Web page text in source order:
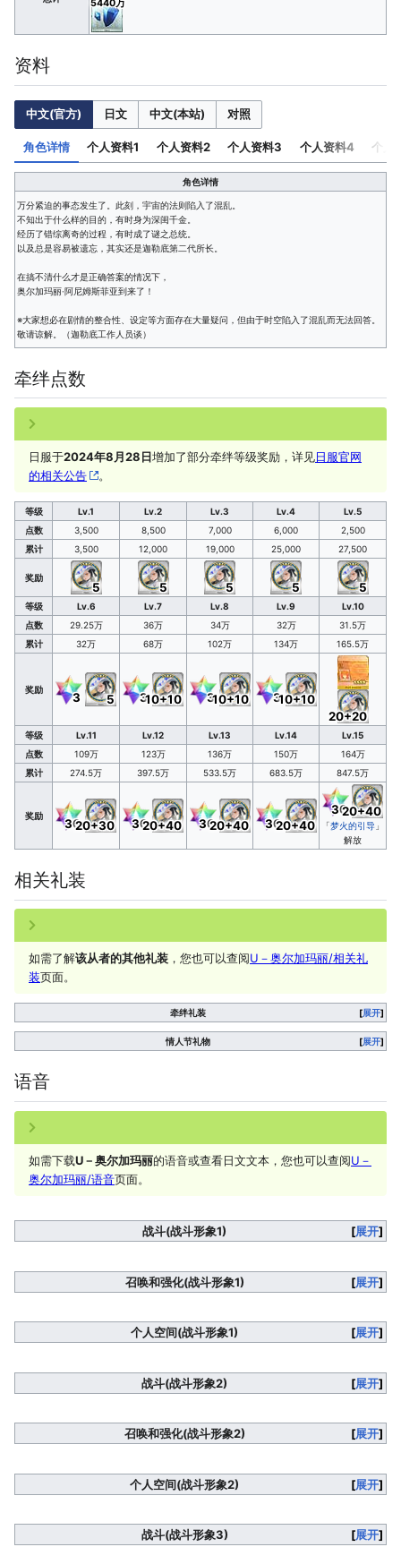
5440万
资料
中文(官方) 日文 中文(本站) 对照
角色详情 个人资料1 个人资料2 个人资料3 个人资料4 个人
角色详情
万分紧迫的事态发生了。此刻，宇宙的法则陷入了混乱。
不知出于什么样的目的，有时身为深闺千金。
经历了错综离奇的过程，有时成了谜之总统。
以及总是容易被遗忘，其实还是迦勒底第二代所长。
在搞不清什么才是正确答案的情况下，
奥尔加玛丽·阿尼姆斯菲亚到来了！
※大家想必在剧情的整合性、设定等方面存在大量疑问，但由于时空陷入了混乱而无法回答。
敬请谅解。（迦勒底工作人员谈）
牵绊点数
日服于2024年8月28日增加了部分牵绊等级奖励，详见日服官网
的相关公告
。
等级 Lv.1 Lv.2 Lv.3 Lv.4
Lv.5
点数
3,500 8,500 7,000 6,000
2,500
累计
3,500 12,000 19,000 25,000 27,500
奖励
5 5 5 5 5
等级 Lv.6 Lv.7 Lv.8 Lv.9
Lv.10
点数
29.25万 36万 34万 32万
31.5万
累计
32万 68万 102万 134万 165.5万
奖励
3 5 310+10 310+10 310+10
20+20
等级 Lv.11 Lv.12 Lv.13 Lv.14
Lv.15
点数
109万 123万 136万 150万
164万
累计
274.5万 397.5万 533.5万 683.5万 847.5万
奖励
3020+30 3020+40 3020+40 3020+40
3020+40
「梦火的引导 」
解放
相关礼装
如需了解该从者的其他礼装 ，您也可以查阅U－奥尔加玛丽/相关礼
装页面。
展开
牵绊礼装
展开
情人节礼物
语音
如需下载U－奥尔加玛丽的语音或查看日文文本，您也可以查阅U－
奥尔加玛丽/语音页面。
展开
战斗(战斗形象1)
展开
召唤和强化(战斗形象1)
展开
个人空间(战斗形象1)
展开
战斗(战斗形象2)
展开
召唤和强化(战斗形象2)
展开
个人空间(战斗形象2)
展开
战斗(战斗形象3)